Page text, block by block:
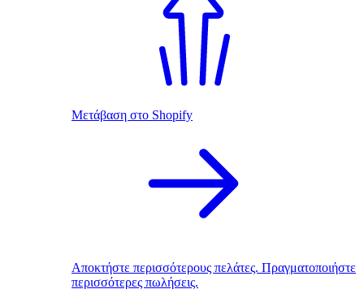
Μετάβαση στο Shopify
Αποκτήστε περισσότερους πελάτες. Πραγματοποιήστε
περισσότερες πωλήσεις.